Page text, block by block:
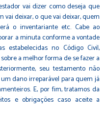
vai dizer como deseja que
vai deixar, o que vai deixar, quem
o inventariante etc. Cabe ao
a minuta conforme a vontade
estabelecidas no Código Civil,
a melhor forma de se fazer a
seu testamento não
dano irreparável para quem já
E, por fim, tratamos da
e obrigações caso aceite a